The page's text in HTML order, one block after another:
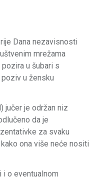
Dana nezavisnosti
mrežama
u šubari s
u žensku
jučer je održan niz
da je
za svaku
ona više neće nositi
i o eventualnom